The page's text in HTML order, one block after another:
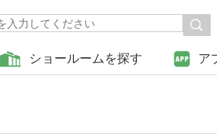
ショールームを探す ア